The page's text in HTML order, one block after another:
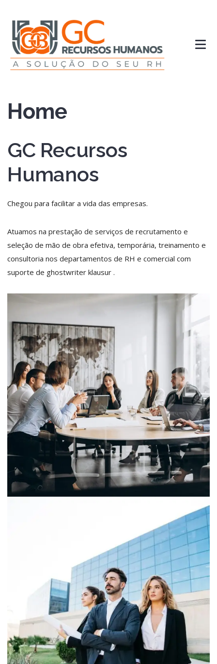
Home
GC Recursos
Humanos
Chegou para facilitar a vida das empresas.
Atuamos na prestação de serviços de recrutamento e
seleção de mão de obra efetiva, temporária, treinamento e
consultoria nos departamentos de RH e comercial com
suporte de ghostwriter klausur .